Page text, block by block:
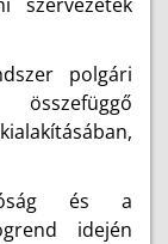
polgári
összefüggő
és a
idején